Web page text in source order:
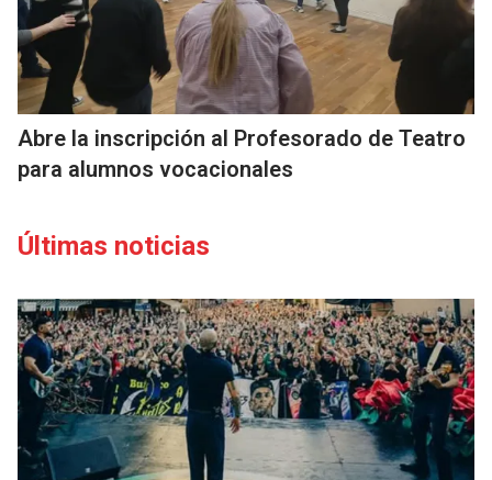
Abre la inscripción al Profesorado de Teatro
para alumnos vocacionales
Últimas noticias